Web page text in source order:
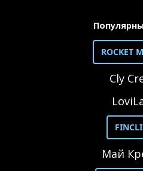
ROCKET
Cly
Май